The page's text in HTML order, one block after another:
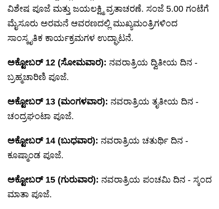
ವಿಶೇಷ ಪೂಜೆ ಮತ್ತು ಜಯಲಕ್ಷ್ಮಿ ವ್ರತಾಚರಣೆ. ಸಂಜೆ 5.00 ಗಂಟೆಗೆ
ಮೈಸೂರು ಅರಮನೆ ಆವರಣದಲ್ಲಿ ಮುಖ್ಯಮಂತ್ರಿಗಳಿಂದ
ಸಾಂಸ್ಕೃತಿಕ ಕಾರ್ಯಕ್ರಮಗಳ ಉದ್ಘಾಟನೆ.
ಅಕ್ಟೋಬರ್ 12 (ಸೋಮವಾರ): ನವರಾತ್ರಿಯ ದ್ವಿತೀಯ ದಿನ -
ಬ್ರಹ್ಮಚಾರಿಣಿ ಪೂಜೆ.
ಅಕ್ಟೋಬರ್ 13 (ಮಂಗಳವಾರ): ನವರಾತ್ರಿಯ ತೃತೀಯ ದಿನ -
ಚಂದ್ರಘಂಟಾ ಪೂಜೆ.
ಅಕ್ಟೋಬರ್ 14 (ಬುಧವಾರ): ನವರಾತ್ರಿಯ ಚತುರ್ಥಿ ದಿನ -
ಕೂಷ್ಮಾಂಡ ಪೂಜೆ.
ಅಕ್ಟೋಬರ್ 15 (ಗುರುವಾರ): ನವರಾತ್ರಿಯ ಪಂಚಮಿ ದಿನ - ಸ್ಕಂದ
ಮಾತಾ ಪೂಜೆ.